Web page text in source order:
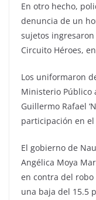
En otro hecho,
denuncia de un
sujetos
Circuito Héroes,
Los uniformaron
Ministerio Público a
Guillermo Rafael
participación en
El gobierno de
Angélica Moya
en contra del
una baja del 15.5